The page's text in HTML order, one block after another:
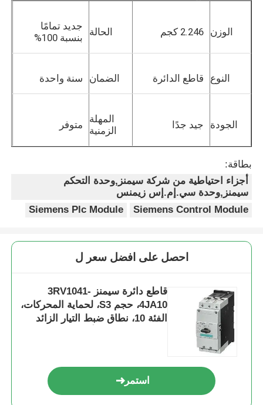
الوزن 2.246 كجم الحالة
جديد تمامًا
بنسبة 100%
النوع قاطع الدائرة الضمان سنة واحدة
الجودة جيد جدًا
المهلة
الزمنية
متوفر
بطاقة:
أجزاء احتياطية من شركة سيمنز,وحدة التحكم
سيمنز,وحدة سي.إم.إس زيمنس
Siemens Control Module
Siemens Plc Module
احصل على افضل سعر ل
قاطع دائرة سيمنز 3RV1041-
4JA10، حجم S3، لحماية المحركات،
الفئة 10، نطاق ضبط التيار الزائد
استمر